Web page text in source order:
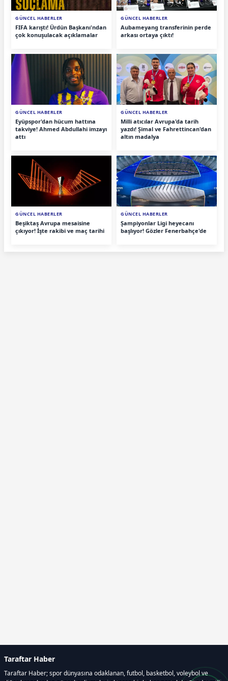
GÜNCEL HABERLER
FIFA karıştı! Ürdün Başkanı'ndan
çok konuşulacak açıklamalar
GÜNCEL HABERLER
Aubameyang transferinin perde
arkası ortaya çıktı!
GÜNCEL HABERLER
Eyüpspor'dan hücum hattına
takviye! Ahmed Abdullahi imzayı
attı
GÜNCEL HABERLER
Milli atıcılar Avrupa'da tarih
yazdı! Şimal ve Fahrettincan'dan
altın madalya
GÜNCEL HABERLER
Beşiktaş Avrupa mesaisine
çıkıyor! İşte rakibi ve maç tarihi
GÜNCEL HABERLER
Şampiyonlar Ligi heyecanı
başlıyor! Gözler Fenerbahçe'de
Taraftar Haber
Taraftar Haber; spor dünyasına odaklanan, futbol, basketbol, voleybol ve